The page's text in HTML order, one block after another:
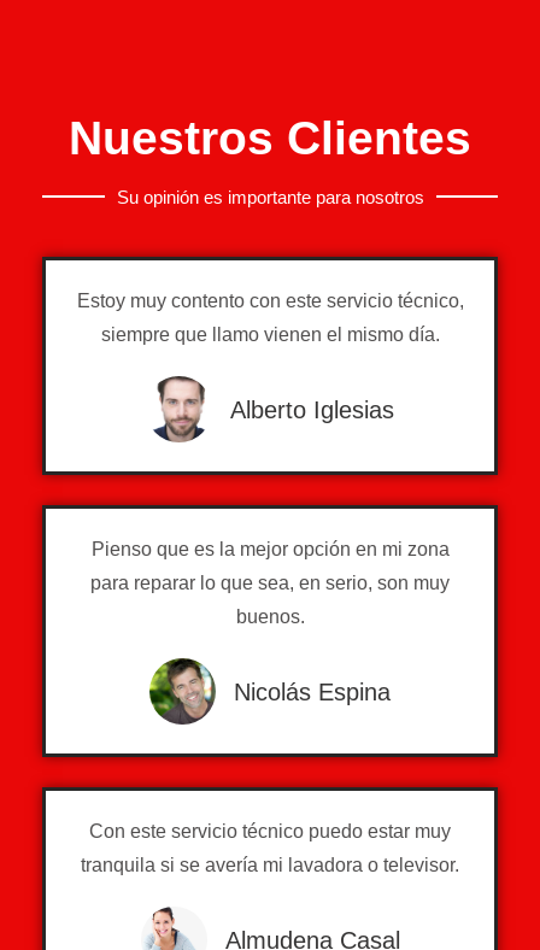
Nuestros Clientes
Su opinión es importante para nosotros
Estoy muy contento con este servicio técnico,
siempre que llamo vienen el mismo día.
Alberto Iglesias
Pienso que es la mejor opción en mi zona
para reparar lo que sea, en serio, son muy
buenos.
Nicolás Espina
Con este servicio técnico puedo estar muy
tranquila si se avería mi lavadora o televisor.
Almudena Casal